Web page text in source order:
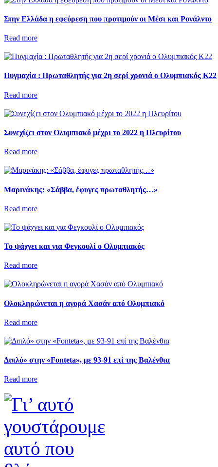
Στην Ελλάδα η εφεύρεση που προτιμούν οι Μέσι και Ρονάλντο
Read more
Πυγμαχία : Πρωταθλητής για 2η σερί χρονιά ο Ολυμπιακός Κ22
Read more
Συνεχίζει στον Ολυμπιακό μέχρι το 2022 η Πλευρίτου
Read more
Μαρινάκης: «Σάββα, έφυγες πρωταθλητής…»
Read more
Το ψάχνει και για Φεγκουλί ο Ολυμπιακός
Read more
Ολοκληρώνεται η αγορά Χασάν από Ολυμπιακό
Read more
Διπλό» στην «Fonteta», με 93-91 επί της Βαλένθια
Read more